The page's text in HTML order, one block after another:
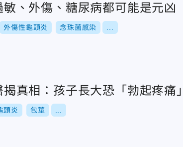
、外傷、糖尿病都可能是元凶
外傷性龜頭炎 念珠菌感染
真相：孩子長大恐「勃起疼痛
頭炎 包莖